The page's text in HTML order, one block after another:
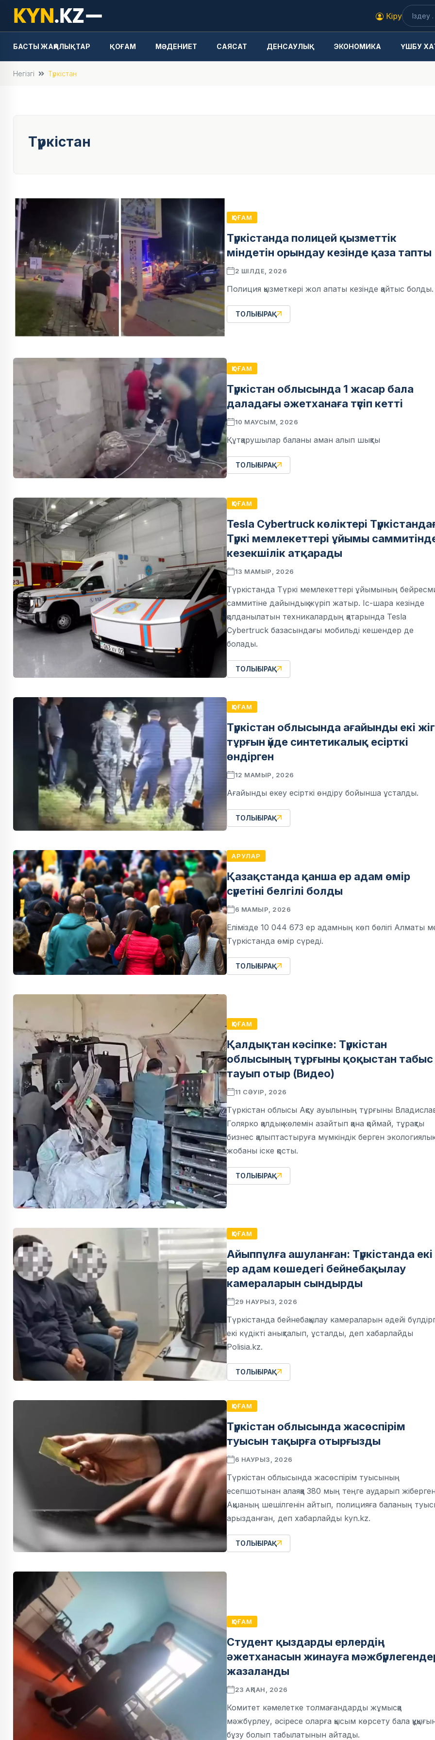
Кіру
БАСТЫ ЖАҢАЛЫҚТАР ҚОҒАМ МӘДЕНИЕТ САЯСАТ ДЕНСАУЛЫҚ ЭКОНОМИКА ҮШБУ
Негізгі Түркістан
Түркістан
ҚОҒАМ
Түркістанда полицей қызметтік
міндетін орындау кезінде қаза тапты
2 ШІЛДЕ, 2026
Полиция қызметкері жол апаты кезінде қайтыс болды.
ТОЛЫҒЫРАҚ
ҚОҒАМ
Түркістан облысында 1 жасар бала
даладағы әжетханаға түсіп кетті
10 МАУСЫМ, 2026
Құтқарушылар баланы аман алып шықты
ТОЛЫҒЫРАҚ
ҚОҒАМ
Tesla Cybertruck көліктері
Түркі мемлекеттері ұйымы
кезекшілік атқарады
13 МАМЫР, 2026
Түркістанда Түркі мемлекеттері ұйымының
саммитіне дайындық жүріп жатыр. Іс-шара кезінде
қолданылатын техникалардың қатарында Tesla
Cybertruck базасындағы мобильді кешендер де
болады.
ТОЛЫҒЫРАҚ
ҚОҒАМ
Түркістан облысында ағайынды екі
тұрғын үйде синтетикалық есірткі
өндірген
12 МАМЫР, 2026
Ағайынды екеу есірткі өндіру бойынша ұсталды.
ТОЛЫҒЫРАҚ
АРУЛАР
Қазақстанда қанша ер адам өмір
сүретіні белгілі болды
6 МАМЫР, 2026
Елімізде 10 044 673 ер адамның көп бөлігі Алматы
Түркістанда өмір сүреді.
ТОЛЫҒЫРАҚ
ҚОҒАМ
Қалдықтан кәсіпке: Түркістан
облысының тұрғыны қоқыстан табыс
тауып отыр (Видео)
11 СӘУІР, 2026
Түркістан облысы Ақсу ауылының тұрғыны
Голярко қалдық көлемін азайтып қана қоймай, тұрақты
бизнес қалыптастыруға мүмкіндік берген экологиялық
жобаны іске қосты.
ТОЛЫҒЫРАҚ
ҚОҒАМ
Айыппұлға ашуланған: Түркістанда екі
ер адам көшедегі бейнебақылау
камераларын сындырды
29 НАУРЫЗ, 2026
Түркістанда бейнебақылау камераларын әдейі
екі күдікті анықталып, ұсталды, деп хабарлайды
Polisia.kz.
ТОЛЫҒЫРАҚ
ҚОҒАМ
Түркістан облысында жасөспірім
туысын тақырға отырғызды
6 НАУРЫЗ, 2026
Түркістан облысында жасөспірім туысының
есепшотынан алаяққа 380 мың теңге аударып
Ақшаның шешілгенін айтып, полицияға баланың
арызданған, деп хабарлайды kyn.kz.
ТОЛЫҒЫРАҚ
ҚОҒАМ
Студент қыздарды ерлердің
әжетханасын жинауға
жазаланды
23 АҚПАН, 2026
Комитет кәмелетке толмағандарды жұмысқа
мәжбүрлеу, әсіресе оларға қысым көрсету бала
бұзу болып табылатынын айтады.